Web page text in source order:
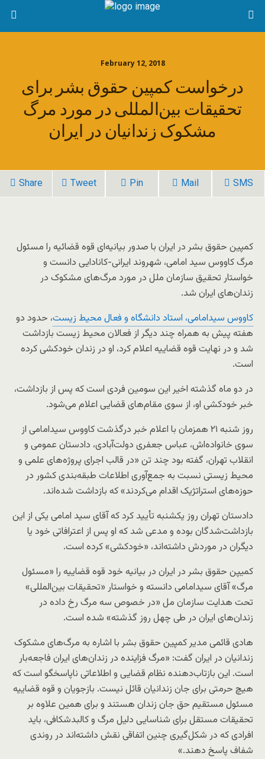
February 12, 2018
درخواست کمپین حقوق بشر برای
تحقیقات بین‌المللی در مورد مرگ
مشکوک زندانیان در ایران
Share Tweet Pin Mail SMS
کمپین حقوق بشر در ایران با صدور بیانیه‌ای قوه قضائیه را مسئول
مرگ کاووس سید امامی، شهروند ایرانی-کانادایی دانست و
خواستار تحقیق سازمان ملل در مورد مرگ‌های مشکوک در
زندان‌های ایران شد.
کاووس سیدامامی، استاد دانشگاه و فعال محیط زیست، حدود دو
هفته پیش به همراه چند دیگر از فعالان محیط زیست بازداشت
شد و در نهایت قوه قضاییه اعلام کرد، او در زندان خودکشی کرده
است.
در دو ماه گذشته اخیر این سومین فردی است که پس از بازداشت،
خبر خودکشی او، از سوی مقام‌های قضایی اعلام می‌شود.
روز شنبه ۲۱ همزمان با اعلام خبر درگذشت کاووس سیدامامی از
سوی خانواده‌اش، عباس جعفری دولت‌آبادی، دادستان عمومی و
انقلاب تهران، گفته بود چند تن «در قالب اجرای پروژه‌های علمی و
محیط زیستی نسبت به جمع‌آوری اطلاعات طبقه‌بندی کشور در
حوزه‌های استراتژیک اقدام می‌کردند» که بازداشت شده‌اند.
دادستان تهران روز یکشنبه تأیید کرد که آقای سید امامی یکی از این
بازداشت‌شدگان بوده و مدعی شد که او پس از اعترافاتی خود یا
دیگران در موردش داشته‌اند، «خودکشی» کرده است.
کمیپن حقوق بشر در ایران در بیانیه خود قوه قضاییه را «مسئول
مرگ» آقای سیدامامی دانسته و خواستار «تحقیقات بین‌المللی»
تحت هدایت سازمان مل «در خصوص سه مرگ رخ داده در
زندان‌های ایران در طی چهل روز گذشته» شده است.
هادی قائمی مدیر کمپین حقوق بشر با اشاره به مرگ‌های مشکوک
زندانیان در ایران گفت:‌ «مرگ فزاینده در زندان‌های ایران فاجعه‌بار
است. این بازتاب‌‌دهنده نظام قضایی و اطلاعاتی ناپاسخگو است که
هیچ حرمتی برای جان زندانیان قائل نیست. بازجویان و قوه قضاییه
مسئول مستقیم حق جان زندان هستند و برای همین علاوه بر
تحقیقات مستقل برای شناسایی دلیل مرگ و کالبدشکافی، باید
افرادی که در شکل‌گیری چنین اتفاقی نقش داشته‌‌اند در روندی
شفاف پاسخ دهند.»